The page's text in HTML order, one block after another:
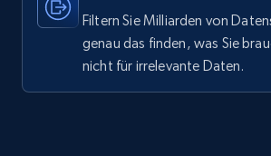
Social media
Filtern Sie Milliarden von
genau das finden, was Sie
nicht für irrelevante Daten.